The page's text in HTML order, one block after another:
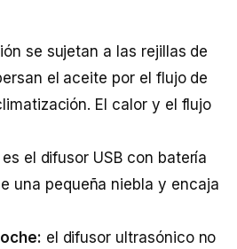
se sujetan a las rejillas de
el aceite por el flujo de
El calor y el flujo
el difusor USB con batería
una pequeña niebla y encaja
el difusor ultrasónico no